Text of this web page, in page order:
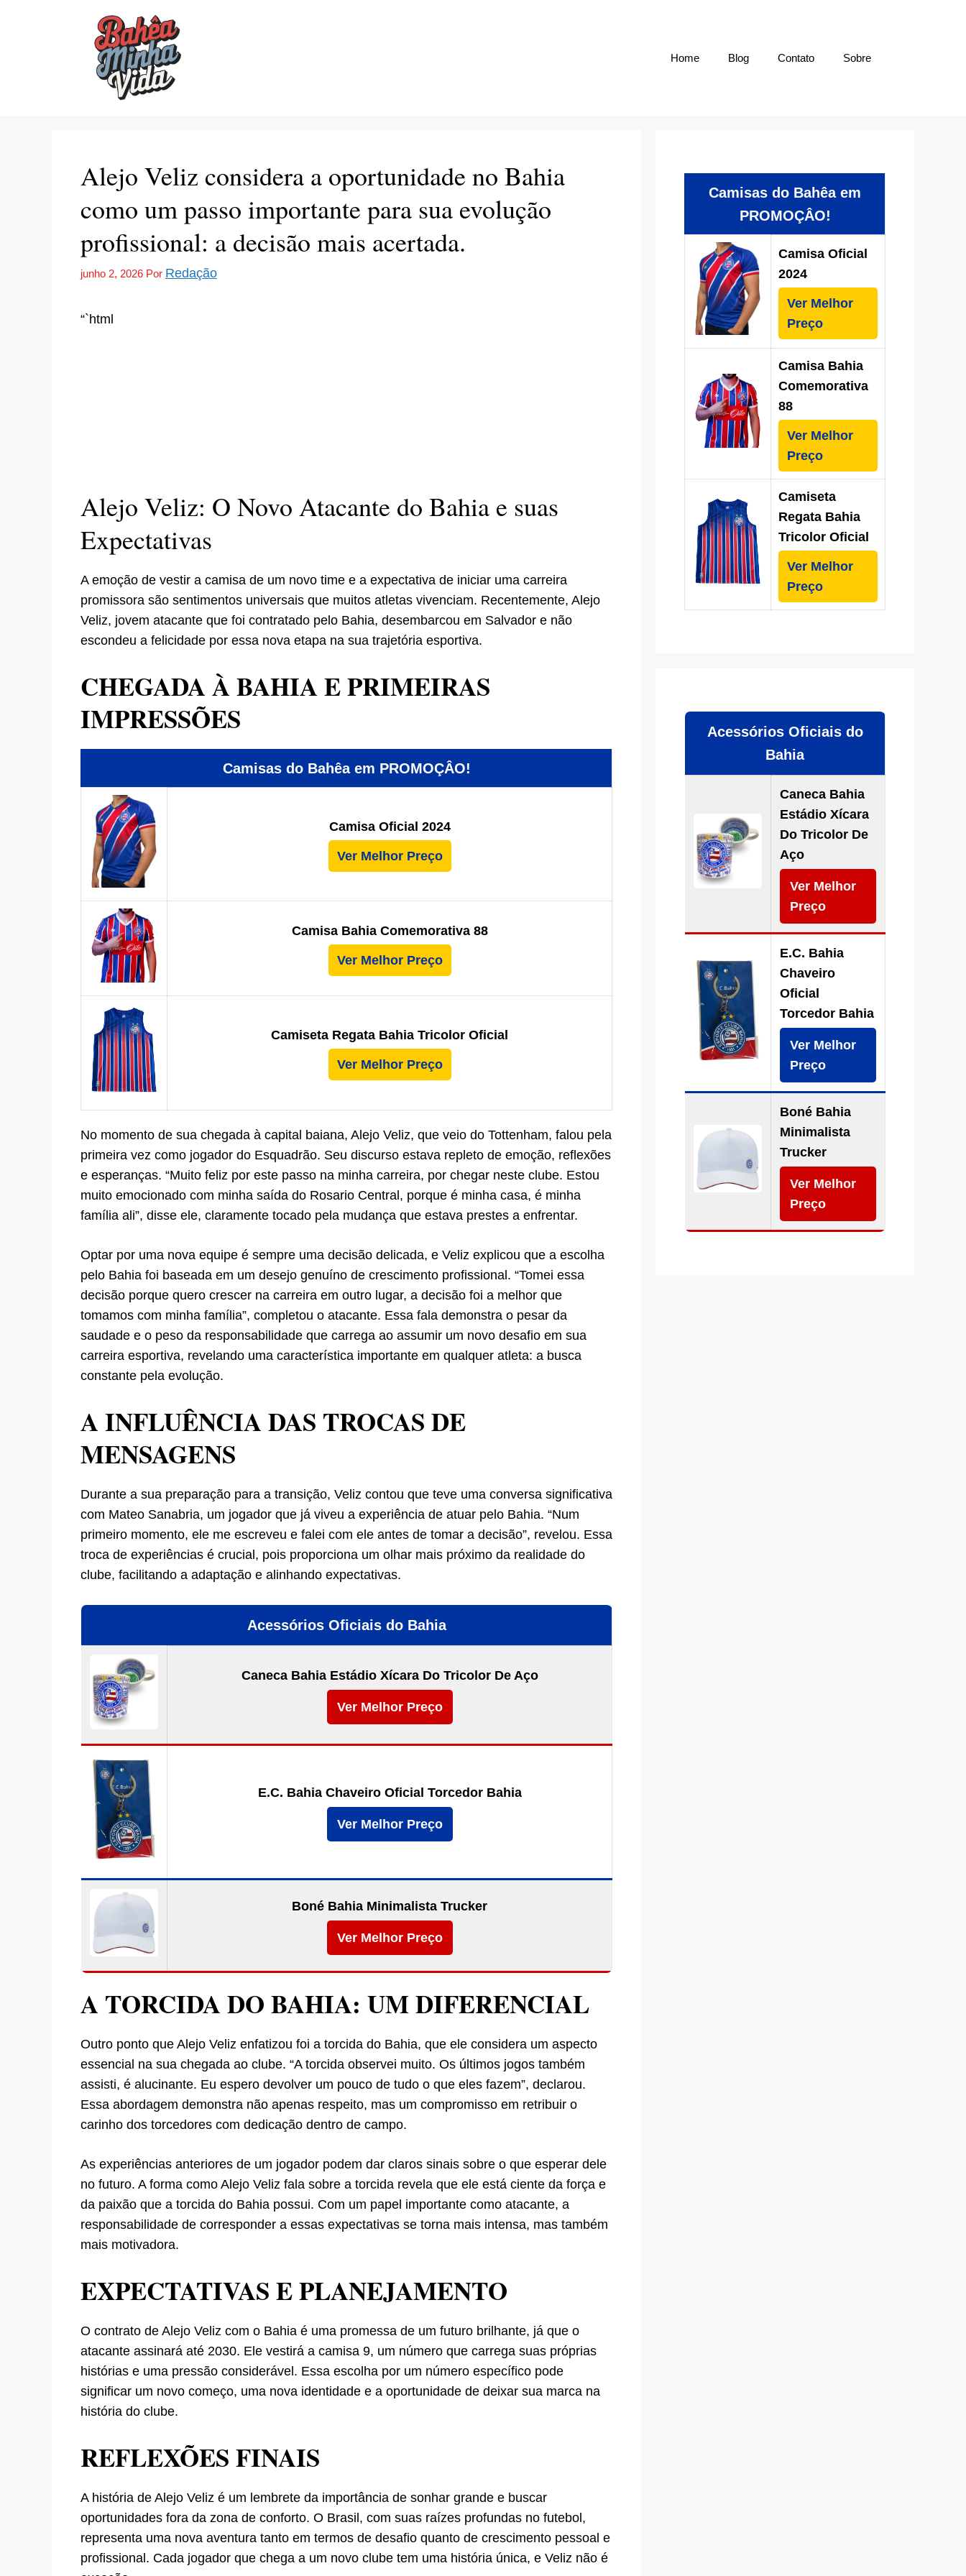
Home Blog Contato Sobre
Alejo Veliz considera a oportunidade no Bahia
como um passo importante para sua evolução
profissional: a decisão mais acertada.
junho 2, 2026 Por Redação
“`html
Alejo Veliz: O Novo Atacante do Bahia e suas
Expectativas
A emoção de vestir a camisa de um novo time e a expectativa de iniciar uma carreira
promissora são sentimentos universais que muitos atletas vivenciam. Recentemente, Alejo
Veliz, jovem atacante que foi contratado pelo Bahia, desembarcou em Salvador e não
escondeu a felicidade por essa nova etapa na sua trajetória esportiva.
CHEGADA À BAHIA E PRIMEIRAS
IMPRESSÕES
Camisas do Bahêa em PROMOÇÂO!
Camisa Oficial 2024
Ver Melhor Preço
Camisa Bahia Comemorativa 88
Ver Melhor Preço
Camiseta Regata Bahia Tricolor Oficial
Ver Melhor Preço
No momento de sua chegada à capital baiana, Alejo Veliz, que veio do Tottenham, falou pela
primeira vez como jogador do Esquadrão. Seu discurso estava repleto de emoção, reflexões
e esperanças. “Muito feliz por este passo na minha carreira, por chegar neste clube. Estou
muito emocionado com minha saída do Rosario Central, porque é minha casa, é minha
família ali”, disse ele, claramente tocado pela mudança que estava prestes a enfrentar.
Optar por uma nova equipe é sempre uma decisão delicada, e Veliz explicou que a escolha
pelo Bahia foi baseada em um desejo genuíno de crescimento profissional. “Tomei essa
decisão porque quero crescer na carreira em outro lugar, a decisão foi a melhor que
tomamos com minha família”, completou o atacante. Essa fala demonstra o pesar da
saudade e o peso da responsabilidade que carrega ao assumir um novo desafio em sua
carreira esportiva, revelando uma característica importante em qualquer atleta: a busca
constante pela evolução.
A INFLUÊNCIA DAS TROCAS DE
MENSAGENS
Durante a sua preparação para a transição, Veliz contou que teve uma conversa significativa
com Mateo Sanabria, um jogador que já viveu a experiência de atuar pelo Bahia. “Num
primeiro momento, ele me escreveu e falei com ele antes de tomar a decisão”, revelou. Essa
troca de experiências é crucial, pois proporciona um olhar mais próximo da realidade do
clube, facilitando a adaptação e alinhando expectativas.
Acessórios Oficiais do Bahia
Caneca Bahia Estádio Xícara Do Tricolor De Aço
Ver Melhor Preço
E.C. Bahia Chaveiro Oficial Torcedor Bahia
Ver Melhor Preço
Boné Bahia Minimalista Trucker
Ver Melhor Preço
A TORCIDA DO BAHIA: UM DIFERENCIAL
Outro ponto que Alejo Veliz enfatizou foi a torcida do Bahia, que ele considera um aspecto
essencial na sua chegada ao clube. “A torcida observei muito. Os últimos jogos também
assisti, é alucinante. Eu espero devolver um pouco de tudo o que eles fazem”, declarou.
Essa abordagem demonstra não apenas respeito, mas um compromisso em retribuir o
carinho dos torcedores com dedicação dentro de campo.
As experiências anteriores de um jogador podem dar claros sinais sobre o que esperar dele
no futuro. A forma como Alejo Veliz fala sobre a torcida revela que ele está ciente da força e
da paixão que a torcida do Bahia possui. Com um papel importante como atacante, a
responsabilidade de corresponder a essas expectativas se torna mais intensa, mas também
mais motivadora.
EXPECTATIVAS E PLANEJAMENTO
O contrato de Alejo Veliz com o Bahia é uma promessa de um futuro brilhante, já que o
atacante assinará até 2030. Ele vestirá a camisa 9, um número que carrega suas próprias
histórias e uma pressão considerável. Essa escolha por um número específico pode
significar um novo começo, uma nova identidade e a oportunidade de deixar sua marca na
história do clube.
REFLEXÕES FINAIS
A história de Alejo Veliz é um lembrete da importância de sonhar grande e buscar
oportunidades fora da zona de conforto. O Brasil, com suas raízes profundas no futebol,
representa uma nova aventura tanto em termos de desafio quanto de crescimento pessoal e
profissional. Cada jogador que chega a um novo clube tem uma história única, e Veliz não é
Camisas do Bahêa em
PROMOÇÂO!
Camisa Oficial
2024
Ver Melhor
Preço
Camisa Bahia
Comemorativa
88
Ver Melhor
Preço
Camiseta
Regata Bahia
Tricolor Oficial
Ver Melhor
Preço
Acessórios Oficiais do
Bahia
Caneca Bahia
Estádio Xícara
Do Tricolor De
Aço
Ver Melhor
Preço
E.C. Bahia
Chaveiro
Oficial
Torcedor Bahia
Ver Melhor
Preço
Boné Bahia
Minimalista
Trucker
Ver Melhor
Preço